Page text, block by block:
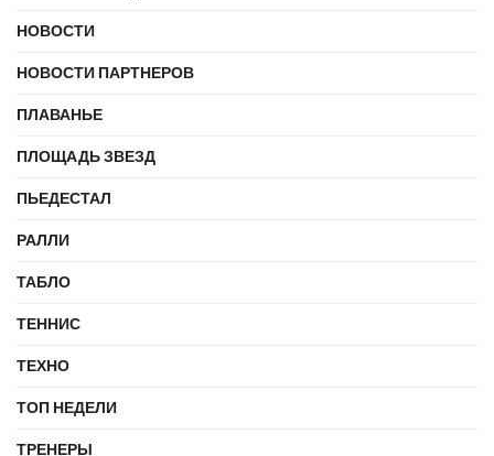
НОВОСТИ
НОВОСТИ ПАРТНЕРОВ
ПЛАВАНЬЕ
ПЛОЩАДЬ ЗВЕЗД
ПЬЕДЕСТАЛ
РАЛЛИ
ТАБЛО
ТЕННИС
ТЕХНО
ТОП НЕДЕЛИ
ТРЕНЕРЫ